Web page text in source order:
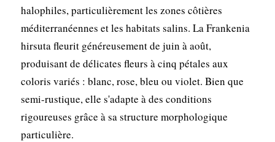
halophiles, particulièrement les zones côtières
méditerranéennes et les habitats salins. La Frankenia
hirsuta fleurit généreusement de juin à août,
produisant de délicates fleurs à cinq pétales aux
coloris variés : blanc, rose, bleu ou violet. Bien que
semi-rustique, elle s'adapte à des conditions
rigoureuses grâce à sa structure morphologique
particulière.